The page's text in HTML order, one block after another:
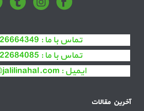
تماس با ما :
تماس با ما :
ایمیل :
آخرین مقالات